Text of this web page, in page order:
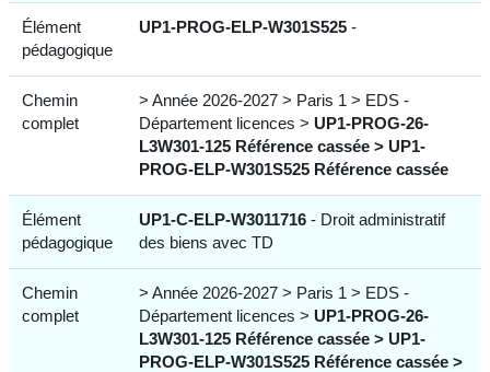
Élément
pédagogique
UP1-PROG-ELP-W301S525 -
Chemin
complet
> Année 2026-2027 > Paris 1 > EDS -
Département licences > UP1-PROG-26-
L3W301-125 Référence cassée > UP1-
PROG-ELP-W301S525 Référence cassée
Élément
pédagogique
UP1-C-ELP-W3011716 - Droit administratif
des biens avec TD
Chemin
complet
> Année 2026-2027 > Paris 1 > EDS -
Département licences > UP1-PROG-26-
L3W301-125 Référence cassée > UP1-
PROG-ELP-W301S525 Référence cassée >